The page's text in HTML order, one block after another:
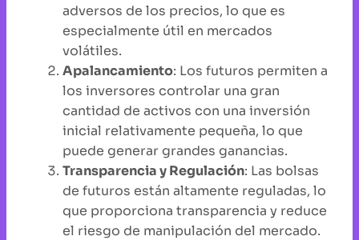
adversos de los precios, lo que es
especialmente útil en mercados
volátiles.
Apalancamiento: Los futuros permiten a
los inversores controlar una gran
cantidad de activos con una inversión
inicial relativamente pequeña, lo que
puede generar grandes ganancias.
Transparencia y Regulación: Las bolsas
de futuros están altamente reguladas, lo
que proporciona transparencia y reduce
el riesgo de manipulación del mercado.